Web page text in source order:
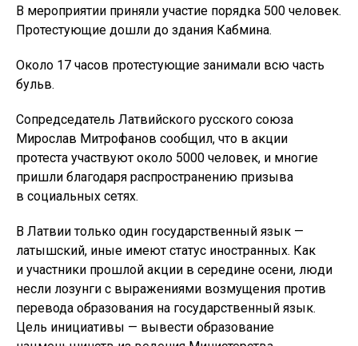
В мероприятии приняли участие порядка 500 человек.
Протестующие дошли до здания Кабмина.
Около 17 часов протестующие занимали всю часть
бульв.
Сопредседатель Латвийского русского союза
Мирослав Митрофанов сообщил, что в акции
протеста участвуют около 5000 человек, и многие
пришли благодаря распространению призыва
в социальных сетях.
В Латвии только один государственный язык —
латышский, иные имеют статус иностранных. Как
и участники прошлой акции в середине осени, люди
несли лозунги с выражениями возмущения против
перевода образования на государственный язык.
Цель инициативы — вывести образование